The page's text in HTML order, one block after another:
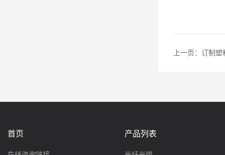
上一页： 订制塑
首页 产品列表